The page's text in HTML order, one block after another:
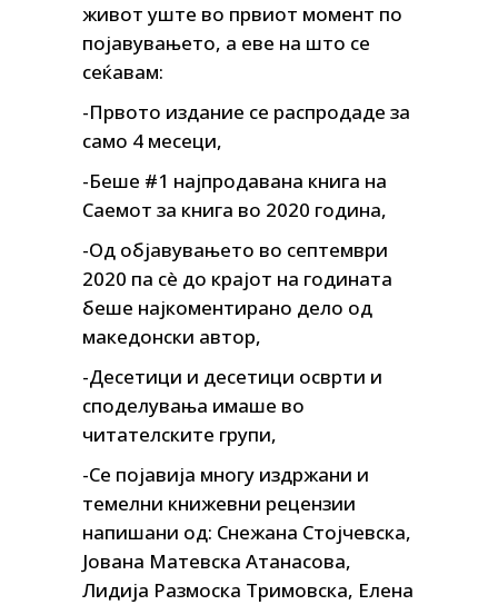
живот уште во првиот момент по
појавувањето, а еве на што се
сеќавам:
-Првото издание се распродаде за
само 4 месеци,
-Беше #1 најпродавана книга на
Саемот за книга во 2020 година,
-Од објавувањето во септември
2020 па сè до крајот на годината
беше најкоментирано дело од
македонски автор,
-Десетици и десетици осврти и
споделувања имаше во
читателските групи,
-Се појавија многу издржани и
темелни книжевни рецензии
напишани од: Снежана Стојчевска,
Јована Матевска Атанасова,
Лидија Размоска Тримовска, Елена